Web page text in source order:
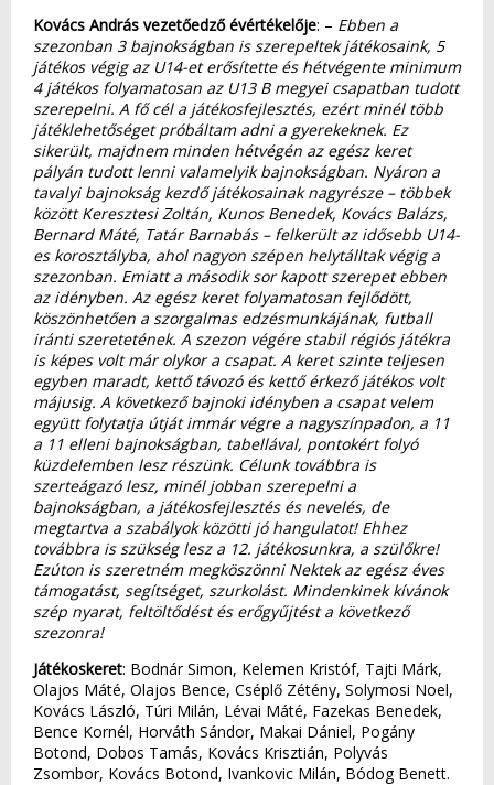
Kovács András vezetőedző évértékelője: – Ebben a
szezonban 3 bajnokságban is szerepeltek játékosaink, 5
játékos végig az U14-et erősítette és hétvégente minimum
4 játékos folyamatosan az U13 B megyei csapatban tudott
szerepelni. A fő cél a játékosfejlesztés, ezért minél több
játéklehetőséget próbáltam adni a gyerekeknek. Ez
sikerült, majdnem minden hétvégén az egész keret
pályán tudott lenni valamelyik bajnokságban. Nyáron a
tavalyi bajnokság kezdő játékosainak nagyrésze – többek
között Keresztesi Zoltán, Kunos Benedek, Kovács Balázs,
Bernard Máté, Tatár Barnabás – felkerült az idősebb U14-
es korosztályba, ahol nagyon szépen helytálltak végig a
szezonban. Emiatt a második sor kapott szerepet ebben
az idényben. Az egész keret folyamatosan fejlődött,
köszönhetően a szorgalmas edzésmunkájának, futball
iránti szeretetének. A szezon végére stabil régiós játékra
is képes volt már olykor a csapat. A keret szinte teljesen
egyben maradt, kettő távozó és kettő érkező játékos volt
májusig. A következő bajnoki idényben a csapat velem
együtt folytatja útját immár végre a nagyszínpadon, a 11
a 11 elleni bajnokságban, tabellával, pontokért folyó
küzdelemben lesz részünk. Célunk továbbra is
szerteágazó lesz, minél jobban szerepelni a
bajnokságban, a játékosfejlesztés és nevelés, de
megtartva a szabályok közötti jó hangulatot! Ehhez
továbbra is szükség lesz a 12. játékosunkra, a szülőkre!
Ezúton is szeretném megköszönni Nektek az egész éves
támogatást, segítséget, szurkolást. Mindenkinek kívánok
szép nyarat, feltöltődést és erőgyűjtést a következő
szezonra!
Játékoskeret: Bodnár Simon, Kelemen Kristóf, Tajti Márk,
Olajos Máté, Olajos Bence, Cséplő Zétény, Solymosi Noel,
Kovács László, Túri Milán, Lévai Máté, Fazekas Benedek,
Bence Kornél, Horváth Sándor, Makai Dániel, Pogány
Botond, Dobos Tamás, Kovács Krisztián, Polyvás
Zsombor, Kovács Botond, Ivankovic Milán, Bódog Benett.